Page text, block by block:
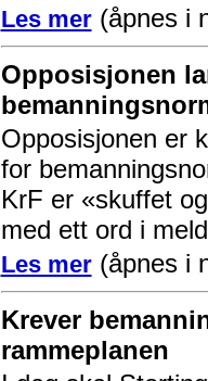
Les mer(åpnes i
Opposisjonen
Opposisjonen er
for
KrF er «skuffet
med ett ord i
Les mer(åpnes i
Krever
rammeplanen